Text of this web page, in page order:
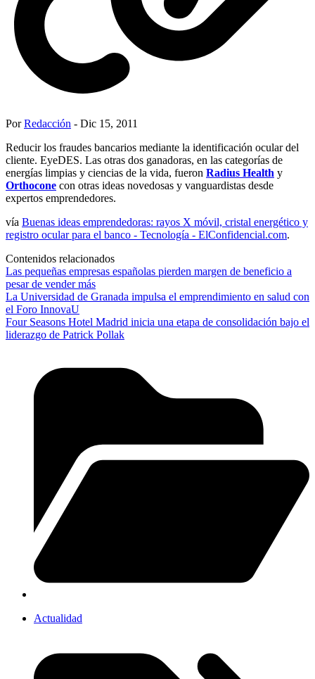
PorRedacción - Dic 15, 2011
Reducir los fraudes bancarios mediante la identificación ocular del
cliente. EyeDES. Las otras dos ganadoras, en las categorías de
energías limpias y ciencias de la vida, fueron Radius Health y
Orthocone con otras ideas novedosas y vanguardistas desde
expertos emprendedores.
vía Buenas ideas emprendedoras: rayos X móvil, cristal energético y
registro ocular para el banco - Tecnología - ElConfidencial.com.
Contenidos relacionados
Las pequeñas empresas españolas pierden margen de beneficio a
pesar de vender más
La Universidad de Granada impulsa el emprendimiento en salud con
el Foro InnovaU
Four Seasons Hotel Madrid inicia una etapa de consolidación bajo el
liderazgo de Patrick Pollak
Actualidad